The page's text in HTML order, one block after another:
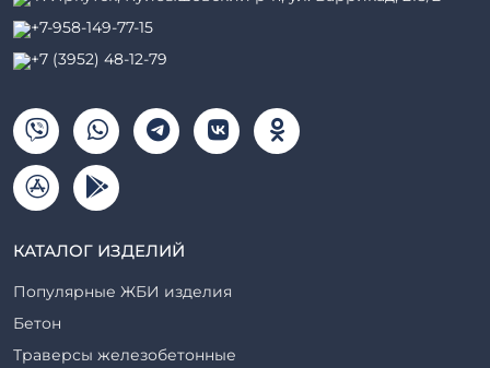
+7-958-149-77-15
+7 (3952) 48-12-79
КАТАЛОГ ИЗДЕЛИЙ
Популярные ЖБИ изделия
Бетон
Траверсы железобетонные